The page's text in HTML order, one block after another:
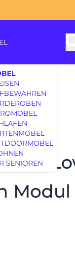
SENIOREN
weiß
Modul